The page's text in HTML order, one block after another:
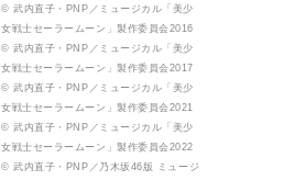
© 武内直子・PNP／ミュージカル「美少
女戦士セーラームーン」製作委員会2016
© 武内直子・PNP／ミュージカル「美少
女戦士セーラームーン」製作委員会2017
© 武内直子・PNP／ミュージカル「美少
女戦士セーラームーン」製作委員会2021
© 武内直子・PNP／ミュージカル「美少
女戦士セーラームーン」製作委員会2022
© 武内直子・PNP／乃木坂46版 ミュージ